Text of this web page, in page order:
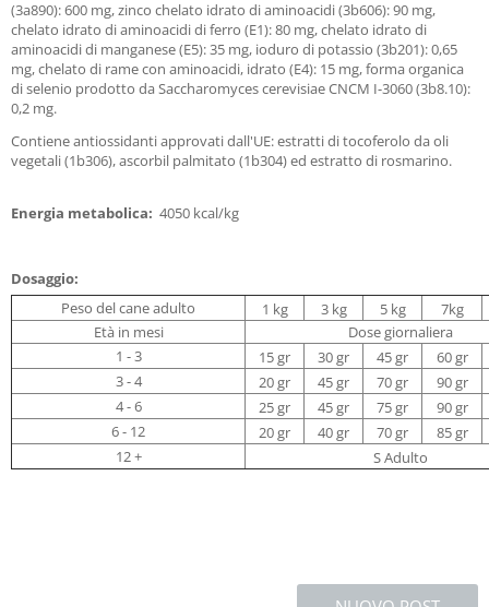
(3a890): 600 mg, zinco chelato idrato di aminoacidi (3b606): 90 mg,
chelato idrato di aminoacidi di ferro (E1): 80 mg, chelato idrato di
aminoacidi di manganese (E5): 35 mg, ioduro di potassio (3b201): 0,65
mg, chelato di rame con aminoacidi, idrato (E4): 15 mg, forma organica
di selenio prodotto da Saccharomyces cerevisiae CNCM I-3060 (3b8.10):
0,2 mg.
Contiene antiossidanti approvati dall'UE: estratti di tocoferolo da oli
vegetali (1b306), ascorbil palmitato (1b304) ed estratto di rosmarino.
Energia metabolica: 4050 kcal/kg
Dosaggio:
Peso del cane adulto
1 kg 3 kg 5 kg
7kg
Età in mesi
Dose giornaliera
1 - 3
15 gr 30 gr 45 gr
60 gr
3 - 4
20 gr 45 gr 70 gr
90 gr
4 - 6
25 gr 45 gr 75 gr
90 gr
6 - 12
20 gr 40 gr 70 gr
85 gr
12 +
S Adulto